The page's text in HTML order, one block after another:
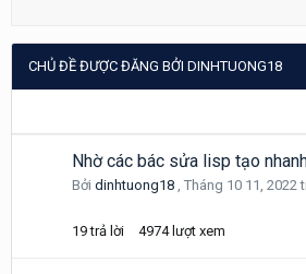
CHỦ ĐỀ ĐƯỢC ĐĂNG BỞI DINHTUONG18
Nhờ các bác sửa lisp tạo
Bởi dinhtuong18 , Tháng 10 11, 2022
19 trả lời 4974 lượt xem